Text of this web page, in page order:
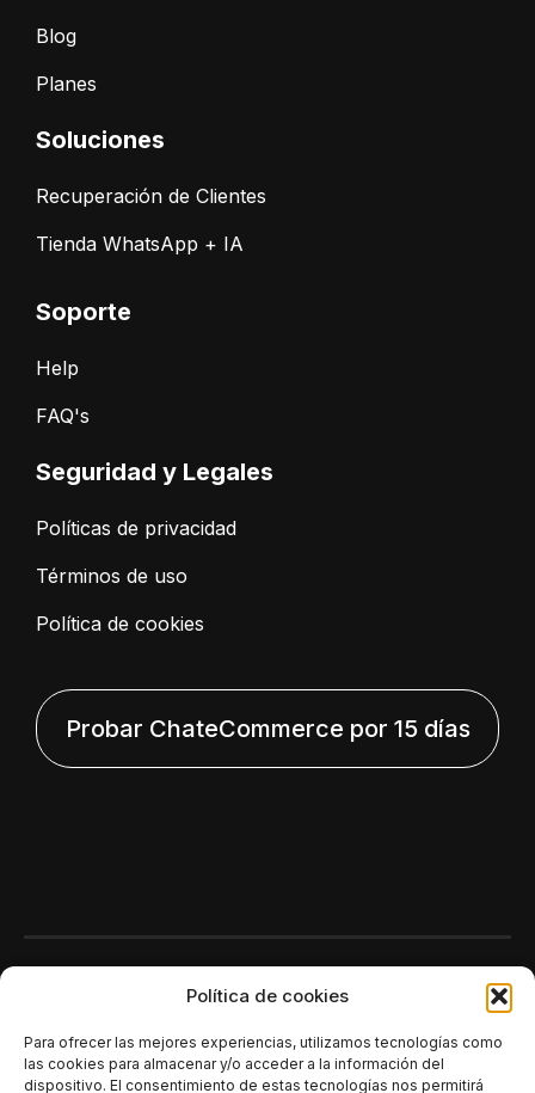
Polí­tica de cookies
Para ofrecer las mejores experiencias, utilizamos tecnologías como
las cookies para almacenar y/o acceder a la información del
dispositivo. El consentimiento de estas tecnologías nos permitirá
Blog
Planes
Soluciones
Recuperación de Clientes
Tienda WhatsApp + IA
Soporte
Help
FAQ's
Seguridad y Legales
Políticas de privacidad
Términos de uso
Política de cookies
Probar ChateCommerce por 15 días